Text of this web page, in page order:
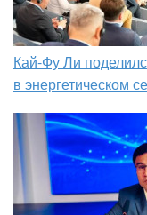
Кай-Фу Ли
в энергетическом